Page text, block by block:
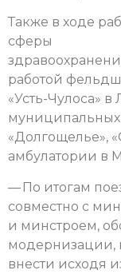
Также в ходе
сферы
работой
«Усть-Чулоса»
муниципальных
«Долгощелье»,
амбулатории в
— По итогам
совместно с
и минстроем,
модернизации,
внести исходя